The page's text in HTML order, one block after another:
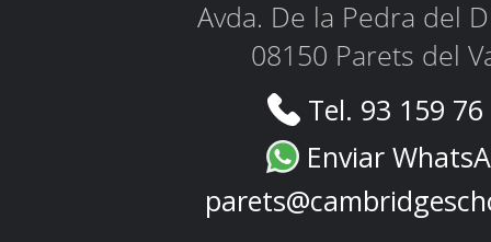
Avda. De la Pedra del
08150 Parets del
Tel. 93 159
Enviar